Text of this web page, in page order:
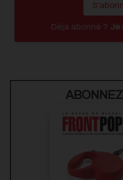
Déja abonné ? Je